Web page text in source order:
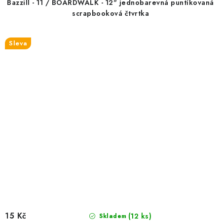
Bazzill - 11 / BOARDWALK - 12" jednobarevná puntíkovaná
scrapbooková čtvrtka
Sleva
Skladem (12 ks)
15 Kč